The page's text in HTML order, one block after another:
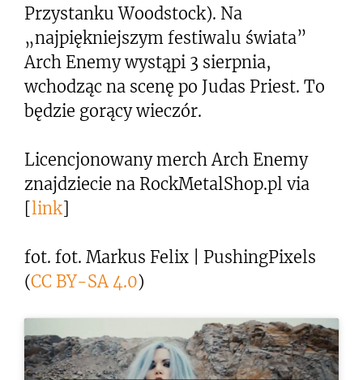
Przystanku Woodstock). Na
„najpiękniejszym festiwalu świata”
Arch Enemy wystąpi 3 sierpnia,
wchodząc na scenę po Judas Priest. To
będzie gorący wieczór.
Licencjonowany merch Arch Enemy
znajdziecie na RockMetalShop.pl via
[link]
fot. fot. Markus Felix | PushingPixels
(CC BY-SA 4.0)